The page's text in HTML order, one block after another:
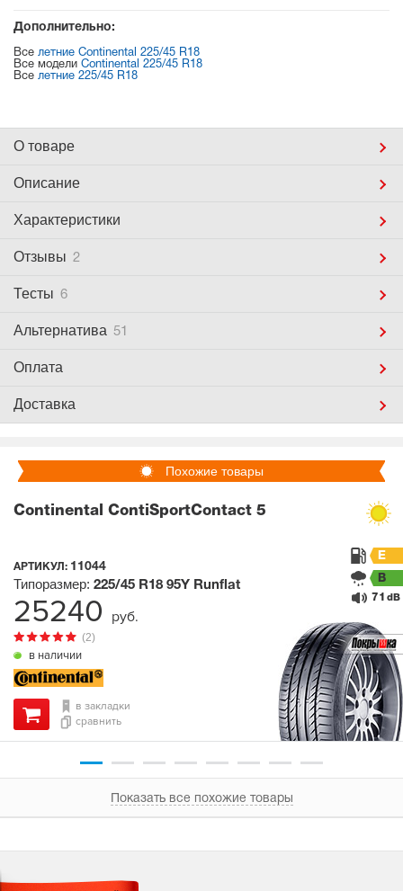
Дополнительно:
Все летние Continental 225/45 R18
Все модели Continental 225/45 R18
Все летние 225/45 R18
О товаре
Описание
Характеристики
Отзывы 2
Тесты 6
Альтернатива 51
Оплата
Доставка
Похожие товары
Continental ContiSportContact 5
АРТИКУЛ: 11044
в наличии
(2)
Типоразмер: 225/45 R18 95Y Runflat
E
B
71 dB
в закладки
сравнить
25240 руб.
Показать все похожие товары